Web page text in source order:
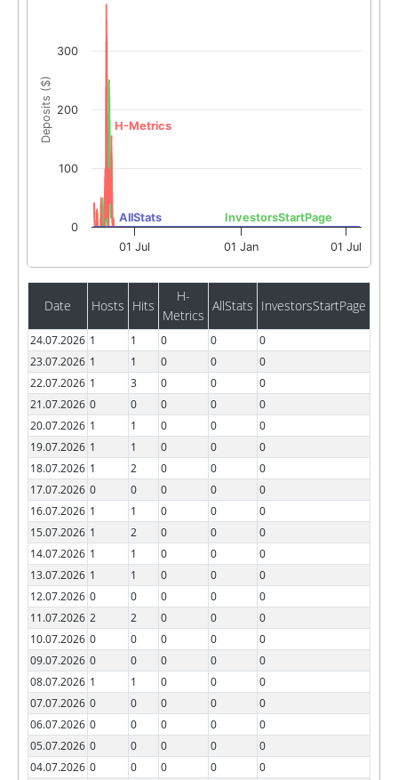
Deposits ($)
InvestorsStartPage
H-Metrics
AllStats
01 Jan
01 Jul 01 Jul
0
100
200
300
Date Hosts Hits
H-
Metrics
AllStats InvestorsStartPage
24.07.2026 1 1 0 0
0
23.07.2026 1 1 0 0
0
22.07.2026 1 3 0 0
0
21.07.2026 0 0 0 0
0
20.07.2026 1 1 0 0
0
19.07.2026 1 1 0 0
0
18.07.2026 1 2 0 0
0
17.07.2026 0 0 0 0
0
16.07.2026 1 1 0 0
0
15.07.2026 1 2 0 0
0
14.07.2026 1 1 0 0
0
13.07.2026 1 1 0 0
0
12.07.2026 0 0 0 0
0
11.07.2026 2 2 0 0
0
10.07.2026 0 0 0 0
0
09.07.2026 0 0 0 0
0
08.07.2026 1 1 0 0
0
07.07.2026 0 0 0 0
0
06.07.2026 0 0 0 0
0
05.07.2026 0 0 0 0
0
04.07.2026 0 0 0 0
0